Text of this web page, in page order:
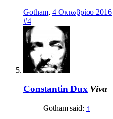
Gotham, 4 Οκτωβρίου 2016
#4
Constantin Dux Viva
Gotham said: ↑